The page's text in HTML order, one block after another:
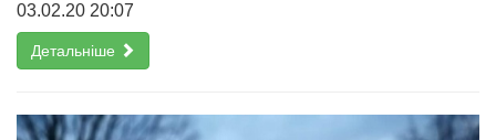
03.02.20 20:07
Детальніше